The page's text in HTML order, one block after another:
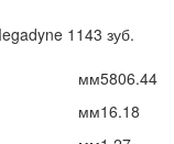
1143 зуб.
мм5806.44
мм16.18